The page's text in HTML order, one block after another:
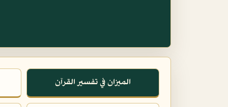
الميزان في تفسير القرآن